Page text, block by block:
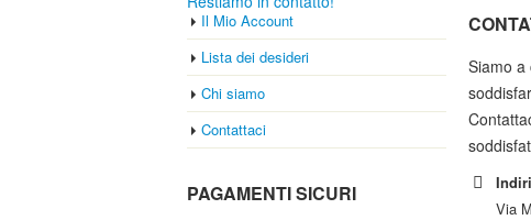
Il Mio Account
Lista dei desideri
Chi siamo
Contattaci
PAGAMENTI SICURI
Siamo a
Via